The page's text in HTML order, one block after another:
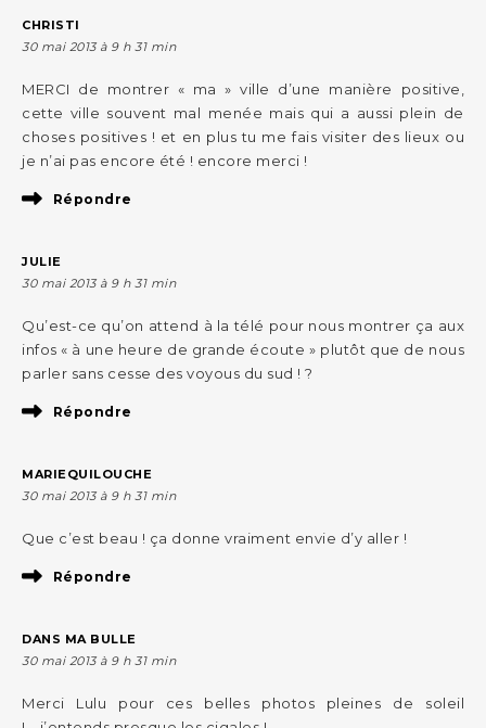
CHRISTI
30 mai 2013 à 9 h 31 min
MERCI de montrer « ma » ville d’une manière positive,
cette ville souvent mal menée mais qui a aussi plein de
choses positives ! et en plus tu me fais visiter des lieux ou
je n’ai pas encore été ! encore merci !
Répondre
JULIE
30 mai 2013 à 9 h 31 min
Qu’est-ce qu’on attend à la télé pour nous montrer ça aux
infos « à une heure de grande écoute » plutôt que de nous
parler sans cesse des voyous du sud ! ?
Répondre
MARIEQUILOUCHE
30 mai 2013 à 9 h 31 min
Que c’est beau ! ça donne vraiment envie d’y aller !
Répondre
DANS MA BULLE
30 mai 2013 à 9 h 31 min
Merci Lulu pour ces belles photos pleines de soleil